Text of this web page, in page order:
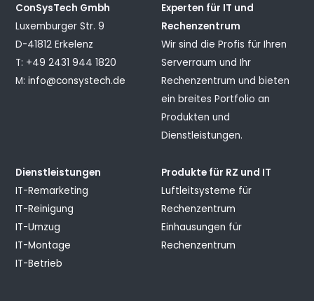
ConSysTech Gmbh
Luxemburger Str. 9
D-41812 Erkelenz
T: +49 2431 944 1820
M:info@consystech.de
Experten für IT und
Rechenzentrum
Wir sind die Profis für Ihren
Serverraum und Ihr
Rechenzentrum und bieten
ein breites Portfolio an
Produkten und
Dienstleistungen.
Dienstleistungen
IT-Remarketing
IT-Reinigung
IT-Umzug
IT-Montage
IT-Betrieb
Produkte für RZ und IT
Luftleitsysteme für
Rechenzentrum
Einhausungen für
Rechenzentrum